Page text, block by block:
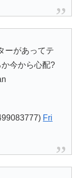
ーがあってテ
今から心配?
Fri